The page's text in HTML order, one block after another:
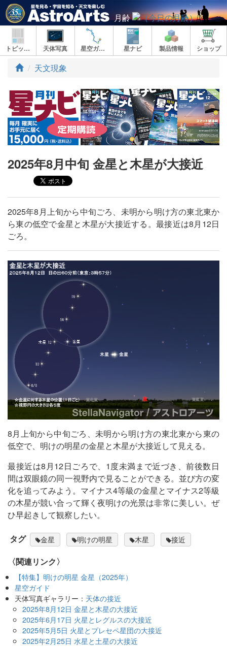
月齢
トピックス 天体写真 星空ガイド 星ナビ 製品情報 ショップ
ト
プ
天文現象
2025年8月中旬 金星と木星が大接近
2025年8月上旬から中旬ごろ、未明から明け方の東北東か
ら東の低空で金星と木星が大接近する。最接近は8月12日
ごろ。
8月上旬から中旬ごろ、未明から明け方の東北東から東の
低空で、明けの明星の金星と木星が大接近して見える。
最接近は8月12日ごろで、1度未満まで近づき、前後数日
間は双眼鏡の同一視野内で見ることができる。並び方の変
化を追ってみよう。マイナス4等級の金星とマイナス2等級
の木星が競い合って輝く夜明けの光景は非常に美しい。ぜ
ひ早起きして観察したい。
タグ 金星 明けの明星 木星 接近
〈関連リンク〉
【特集】明けの明星 金星（2025年）
星空ガイド
天体写真ギャラリー： 天体の接近
2025年8月12日 金星と木星の大接近
2025年6月17日 火星とレグルスの大接近
2025年5月5日 火星とプレセペ星団の大接近
2025年2月25日 水星と土星の大接近